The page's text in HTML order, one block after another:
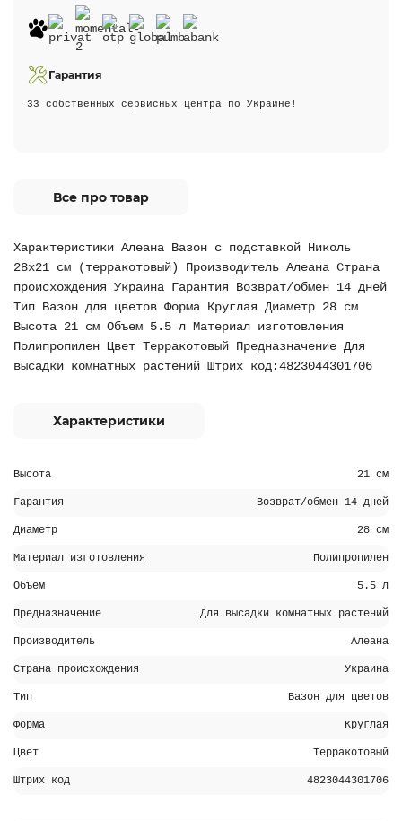
Гарантия
33 собственных сервисных центра по Украине!
Все про товар
Характеристики Алеана Вазон c подставкой Николь
28х21 см (терракотовый) Производитель Алеана Страна
происхождения Украина Гарантия Возврат/обмен 14 дней
Тип Вазон для цветов Форма Круглая Диаметр 28 см
Высота 21 см Объем 5.5 л Материал изготовления
Полипропилен Цвет Терракотовый Предназначение Для
высадки комнатных растений Штрих код:4823044301706
Характеристики
Высота 21 см
Гарантия Возврат/обмен 14 дней
Диаметр 28 см
Материал изготовления Полипропилен
Объем 5.5 л
Предназначение Для высадки комнатных растений
Производитель Алеана
Страна происхождения Украина
Тип Вазон для цветов
Форма Круглая
Цвет Терракотовый
Штрих код 4823044301706